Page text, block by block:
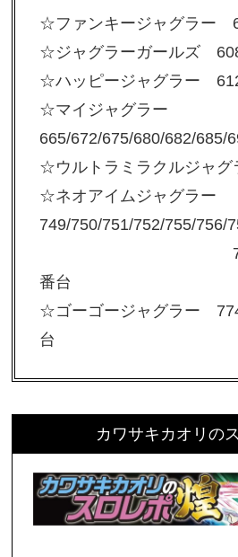
☆ファンキージャグラー
☆ジャグラーガールズ
☆ハッピージャグラー
☆マイジャグラー
665/672/675/680/682/685/
☆ウルトラミラクルジャ
☆ネオアイムジャグラー
749/750/751/752/755/756/
763/765/
番台
☆ゴーゴージャグラー
台
カワサキカオリの